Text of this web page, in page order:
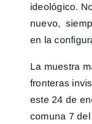
ideológico.
nuevo,
en la
La muestra
fronteras
este 24 de
comuna 7